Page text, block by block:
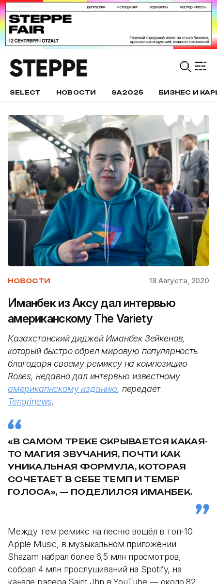
SELECT НОВОСТИ SA2025 БИЗНЕС И
НОВОСТИ 18 Августа, 2020
Иманбек из Аксу дал интервью
американскому The Variety
Казахстанский диджей Иманбек Зейкенов,
который быстро обрёл мировую популярность
благодаря своему ремиксу на композицию
Roses, недавно дал интервью известному
америкапнскому изданию, передаёт
Tengrinews.
«В САМОМ ТРЕКЕ СКРЫВАЕТСЯ КАКАЯ-
ТО МАГИЯ ЗВУЧАНИЯ, ПОЧТИ КАК
УНИКАЛЬНАЯ ФОРМУЛА, КОТОРАЯ
СОЧЕТАЕТ В СЕБЕ ТЕМП И ТЕМБР
ГОЛОСА», — ПОДЕЛИЛСЯ ИМАНБЕК.
Между тем ремикс на песню вошёл в топ-10
Apple Music, в музыкальном приложении
Shazam набрал более 6,5 млн просмотров,
собрал 4 млн прослушиваний на Spotify, на
канале рэпера Saint Jhn в YouTube — около 82